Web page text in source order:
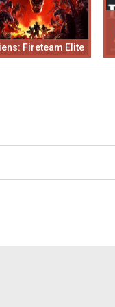
Fireteam Elite